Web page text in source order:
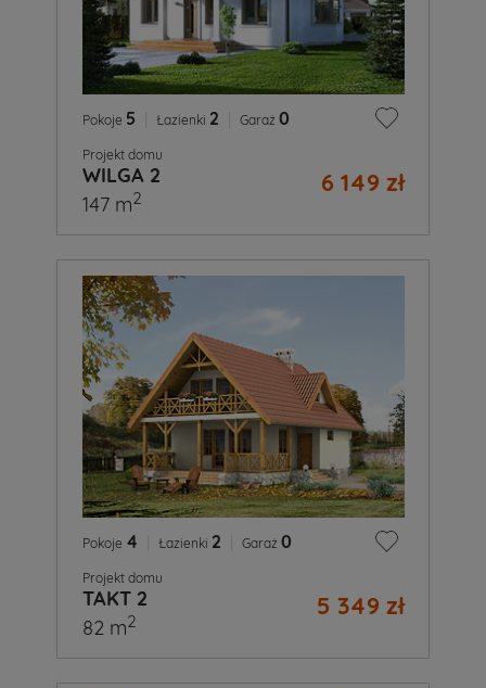
Pokoje 5 Łazienki 2 Garaż 0
Projekt domu
WILGA 2 6 149 zł
147 m2
Pokoje 4 Łazienki 2 Garaż 0
Projekt domu
TAKT 2 5 349 zł
82 m2